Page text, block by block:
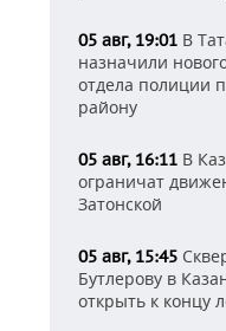
05 авг, 19:01 В
назначили
отдела полиции
району
05 авг, 16:11 В
ограничат
Затонской
05 авг, 15:45
Бутлерову в
открыть к концу